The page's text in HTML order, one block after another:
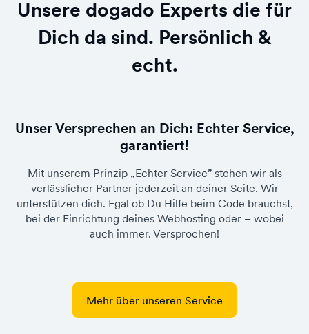
Unsere dogado Experts die für
Dich da sind. Persönlich &
echt.
Unser Versprechen an Dich: Echter Service,
garantiert!
Mit unserem Prinzip „Echter Service” stehen wir als
verlässlicher Partner jederzeit an deiner Seite. Wir
unterstützen dich. Egal ob Du Hilfe beim Code brauchst,
bei der Einrichtung deines Webhosting oder – wobei
auch immer. Versprochen!
Mehr über unseren Service